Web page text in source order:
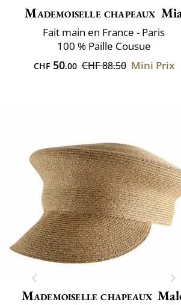
Mademoiselle chapeaux
Fait main en France - Paris
100 % Paille Cousue
CHF50.00 CHF 88.50 Mini Prix
Mademoiselle chapeaux